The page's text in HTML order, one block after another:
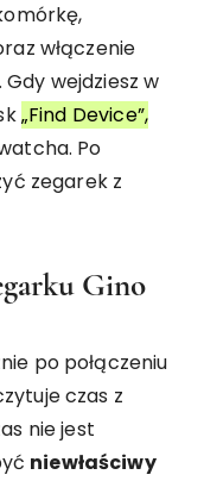
włączenie
wejdziesz w
„Find Device”,
Po
zegarek z
Gino
po połączeniu
czas z
nie jest
niewłaściwy